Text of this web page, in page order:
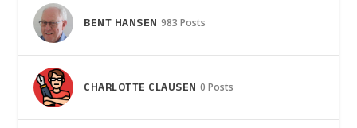
BENT HANSEN 983 Posts
CHARLOTTE CLAUSEN 0 Posts